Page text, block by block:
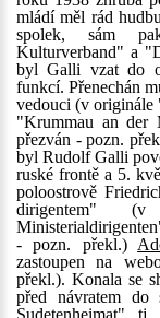
mládí měl rád
spolek, sám
Kulturverband" a
byl Galli vzat do
funkcí. Přenechán
vedouci (v originále
"Krummau an der
přezván - pozn.
byl Rudolf Galli
ruské frontě a 5.
poloostrově
dirigentem"
- pozn. překl.)
zastoupen na
překl.). Konala se
před návratem
Sudetenheimat",